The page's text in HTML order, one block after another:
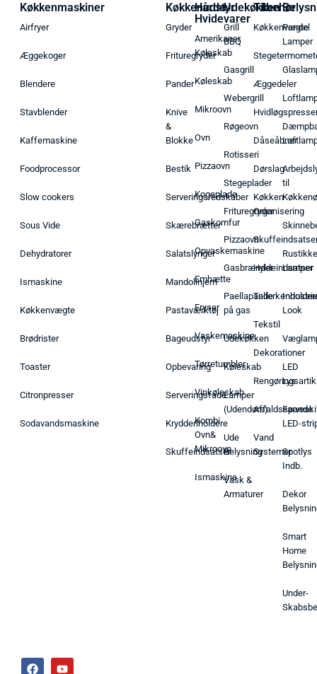
Køkkenmaskiner
Airfryer
Æggekoger
Blendere
Stavblender
Kaffemaskine
Foodprocessor
Slow cookers
Sous Vide
Dehydratorer
Ismaskine
Køkkenvægte
Brødrister
Toaster
Citronpresser
Sodavandsmaskine
Køkkenudstyr
Gryder
Frituregryder
Pander
Knive
&
Blokke
Bestik
Serveringsredskaber
Skærebrætter
Salatslynger
Mandolinjern
Pastaværktøj
Bageudstyr
Opbevaring
Serveringsfade
Krydderiholdere
Skuffeindsatser
Hårde
Hvidevarer
Amerikaner
Køleskab
Køleskab
Mikroovn
Ovn
Pizzaovn
Kogeplade
Gaskomfur
Opvaskemaskine
Emhætte
Fryser
Vaskemaskine
Tørretumbler
Vinkøleskab
Kombi
Ovn&
Mikroovn
Ismaskine
Udekøkken
Grill
BBQ
Gasgrill
Webergrill
Røgeovn
Rotisseri
Stegeplader
Frituregryder
Pizzaovn
Gasbrænder
Paellapande
på gas
Udekøkken
Køleskab
Lamper
(Udendørs)
Ude
Belysning
Vask &
Armaturer
Tilbehør
Køkkenvægte
Æggedeler
Dåseåbner
Dørslag
Køkken
Organisering
Hyldeindsatser
Tekstil
Dekorationer
Affaldsspande
Vand
Systemer
Pendel
Lamper
til
Rustikke
Lamper
Look
LED
Lys
LED-
Spotlys
Indb.
Dekor
Smart
Home
Under-